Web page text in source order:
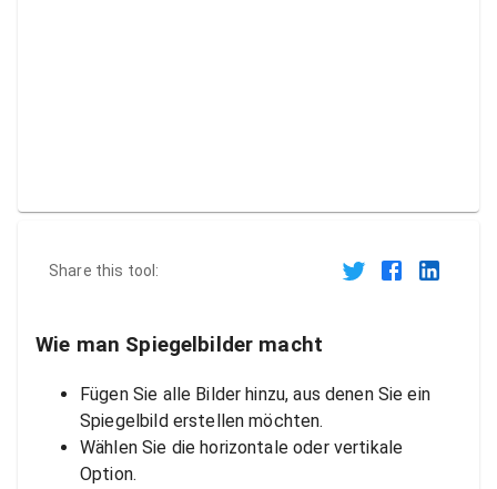
Share this tool:
Wie man Spiegelbilder macht
Fügen Sie alle Bilder hinzu, aus denen Sie ein
Spiegelbild erstellen möchten.
Wählen Sie die horizontale oder vertikale
Option.